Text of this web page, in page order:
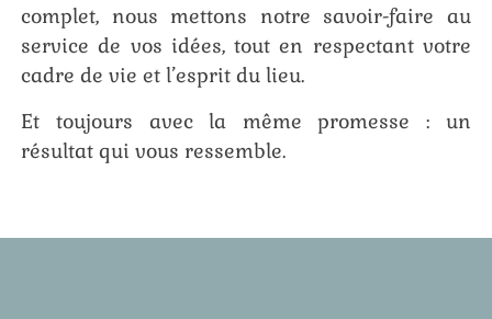
complet, nous mettons notre savoir-faire au
service de vos idées, tout en respectant votre
cadre de vie et l’esprit du lieu.
Et toujours avec la même promesse : un
résultat qui vous ressemble.